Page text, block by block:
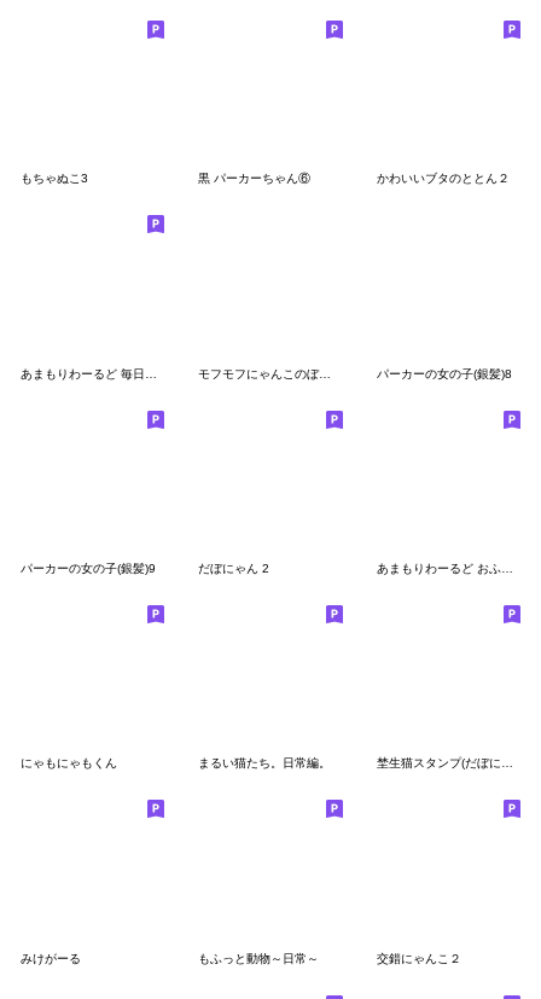
もちゃぬこ3 黒 パーカーちゃん⑥ かわいいブタのととん２
モフモフにゃんこのぼぼち パーカーの女の子(銀髪)8
パーカーの女の子(銀髪)9 だぼにゃん 2
にゃもにゃもくん まるい猫たち。日常編。 埜生猫スタンプ(だぼにゃん)
みけがーる もふっと動物～日常～ 交錯にゃんこ２